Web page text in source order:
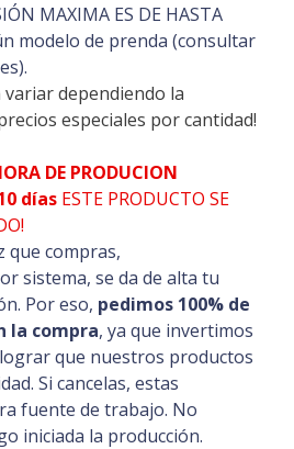
MAXIMA ES DE HASTA
modelo de prenda (consultar
dependiendo la
especiales por cantidad!
DE PRODUCION
días ESTE PRODUCTO SE
que compras,
sistema, se da de alta tu
Por eso, pedimos 100% de
la compra, ya que invertimos
que nuestros productos
Si cancelas, estas
fuente de trabajo. No
iniciada la producción.